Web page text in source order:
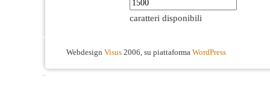
caratteri disponibili
Webdesign Visus 2006, su piattaforma WordPress